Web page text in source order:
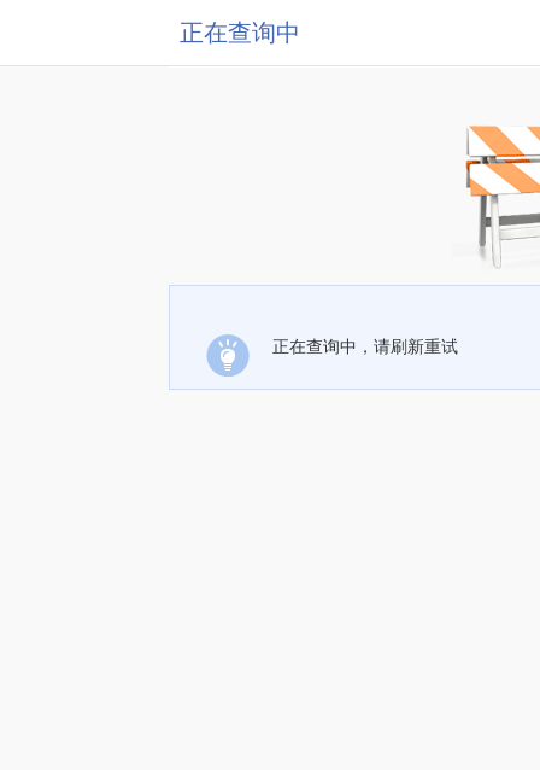
正在查询中
正在查询中，请刷新重试